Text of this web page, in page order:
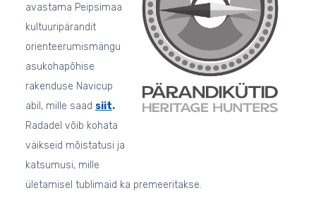
avastama Peipsimaa
kultuuripärandit
orienteerumismängu
asukohapõhise
rakenduse Navicup
abil, mille saad siit.
Radadel võib kohata
väikseid mõistatusi ja
katsumusi, mille
ületamisel tublimaid ka premeeritakse.